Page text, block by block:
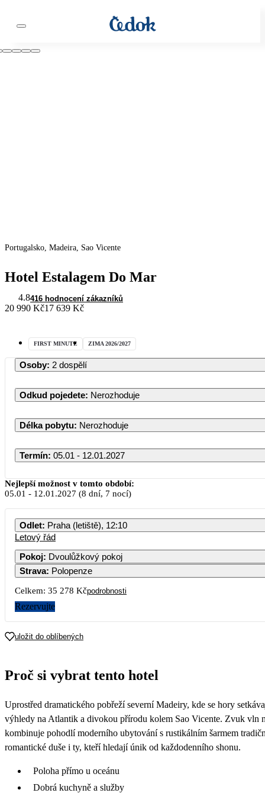
Portugalsko, Madeira, Sao Vicente
Hotel Estalagem Do Mar
4.8416 hodnocení zákazníků
20 990 Kč17 639 Kč
FIRST MINUTE ZIMA 2026/2027
Osoby: 2 dospělí
Odkud pojedete: Nerozhoduje
Délka pobytu: Nerozhoduje
Termín: 05.01 - 12.01.2027
PO
Nejlepší možnost v tomto období:
05.01 - 12.01.2027 (8 dní, 7 nocí)
Odlet: Praha (letiště), 12:10
Letový řád
Pokoj: Dvoulůžkový pokoj
Strava: Polopenze
Celkem: 35 278 Kčpodrobnosti
Rezervujte
uložit do oblíbených
Proč si vybrat tento hotel
Uprostřed dramatického pobřeží severní Madeiry, kde se hory
výhledy na Atlantik a divokou přírodu kolem Sao Vicente. Zvuk vln
kombinuje pohodlí moderního ubytování s rustikálním šarmem
romantické duše i ty, kteří hledají únik od každodenního shonu.
Poloha přímo u oceánu
Dobrá kuchyně a služby